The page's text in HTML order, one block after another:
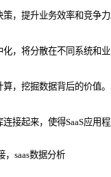
，提升业务效率和竞争力
，将分散在不同系统和
，挖掘数据背后的价值
连接起来，使得SaaS应